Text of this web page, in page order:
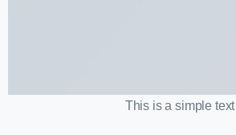
This is a simple text